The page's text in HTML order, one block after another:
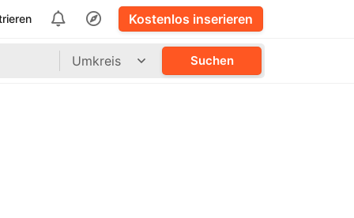
Kostenlos inserieren
Umkreis Suchen